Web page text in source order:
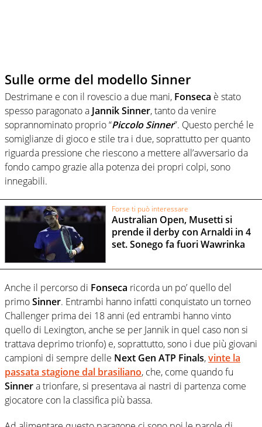
Sulle orme del modello Sinner
Destrimane e con il rovescio a due mani, Fonseca è stato
spesso paragonato a Jannik Sinner, tanto da venire
soprannominato proprio “Piccolo Sinner”. Questo perché le
somiglianze di gioco e stile tra i due, soprattutto per quanto
riguarda pressione che riescono a mettere all’avversario da
fondo campo grazie alla potenza dei propri colpi, sono
innegabili.
Forse ti può interessare
Australian Open, Musetti si
prende il derby con Arnaldi in 4
set. Sonego fa fuori Wawrinka
Anche il percorso di Fonseca ricorda un po’ quello del
primoSinner. Entrambi hanno infatti conquistato un torneo
Challenger prima dei 18 anni (ed entrambi hanno vinto
quello di Lexington, anche se per Jannik in quel caso non si
trattava deprimo trionfo) e, soprattutto, sono i due più giovani
campioni di sempre delle Next Gen ATP Finals,vinte la
passata stagione dal brasiliano, che, come quando fu
Sinnera trionfare, si presentava ai nastri di partenza come
giocatore con la classifica più bassa.